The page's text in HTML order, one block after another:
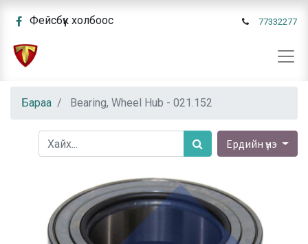
Фейсбүүк холбоос 77332277
Бараа Bearing, Wheel Hub - 021.152
Ердийн үнэ